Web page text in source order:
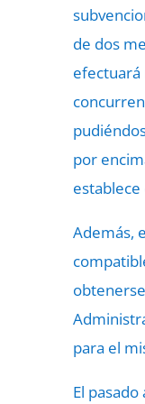
de dos
por
establece
Además,
para el
El